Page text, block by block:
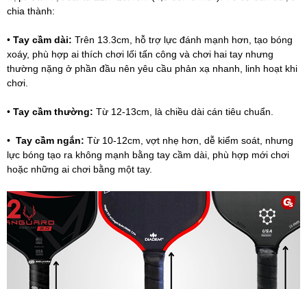
chia thành:
• Tay cầm dài: Trên 13.3cm, hỗ trợ lực đánh mạnh hơn, tạo bóng
xoáy, phù hợp ai thích chơi lối tấn công và chơi hai tay nhưng
thường nặng ở phần đầu nên yêu cầu phản xạ nhanh, linh hoạt khi
chơi.
• Tay cầm thường: Từ 12-13cm, là chiều dài cán tiêu chuẩn.
• Tay cầm ngắn: Từ 10-12cm, vợt nhẹ hơn, dễ kiểm soát, nhưng
lực bóng tạo ra không mạnh bằng tay cầm dài, phù hợp mới chơi
hoặc những ai chơi bằng một tay.